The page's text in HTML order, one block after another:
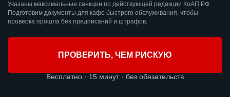
Указаны максимальные санкции по действующей редакции КоАП РФ.
Подготовим документы для кафе быстрого обслуживания, чтобы
проверка прошла без предписаний и штрафов.
ПРОВЕРИТЬ, ЧЕМ РИСКУЮ
Бесплатно · 15 минут · без обязательств